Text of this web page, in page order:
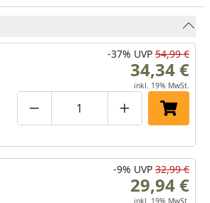
Produktmenge um eins
Produktmenge manuell
Produktmenge
In den
-37% UVP 54,99 €
34,34 €
inkl. 19% MwSt.
-9% UVP 32,99 €
29,94 €
inkl. 19% MwSt.